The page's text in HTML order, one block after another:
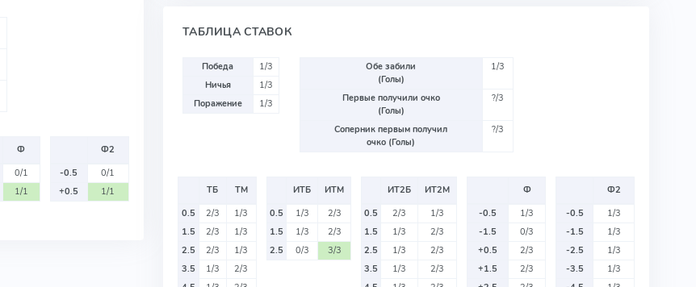
Ф
0/1
1/1
Ф2
-0.5
0/1
+0.5
1/1
ТАБЛИЦА СТАВОК
Победа
1/3
Ничья
1/3
Поражение
1/3
Обе забили
(Голы)
1/3
Первые получили очко
(Голы)
?/3
Соперник первым получил
очко (Голы)
?/3
ТБ
ТМ
0.5
2/3
1/3
1.5
2/3
1/3
2.5
2/3
1/3
3.5
1/3
2/3
ИТБ
ИТМ
0.5
1/3
2/3
1.5
1/3
2/3
2.5
0/3 3/3
ИТ2Б
ИТ2М
0.5
2/3
1/3
1.5
1/3
2/3
2.5
1/3
2/3
3.5
1/3
2/3
Ф
-0.5
1/3
-1.5
0/3
+0.5
2/3
+1.5
2/3
Ф2
-0.5
1/3
-1.5
1/3
-2.5
1/3
-3.5
1/3